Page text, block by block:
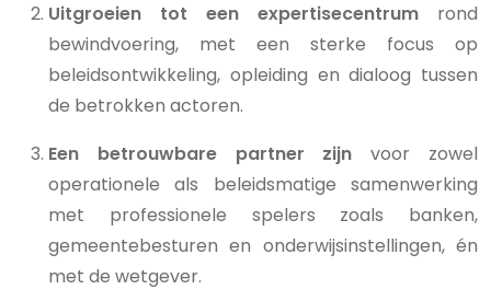
Uitgroeien tot een expertisecentrum rond
bewindvoering, met een sterke focus op
beleidsontwikkeling, opleiding en dialoog tussen
de betrokken actoren.
Een betrouwbare partner zijn voor zowel
operationele als beleidsmatige samenwerking
met professionele spelers zoals banken,
gemeentebesturen en onderwijsinstellingen, én
met de wetgever.